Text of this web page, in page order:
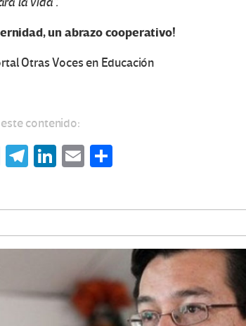
un abrazo cooperativo!
Otras Voces en Educación
contenido:
T
Te
m
Li
n
E
ar
tir